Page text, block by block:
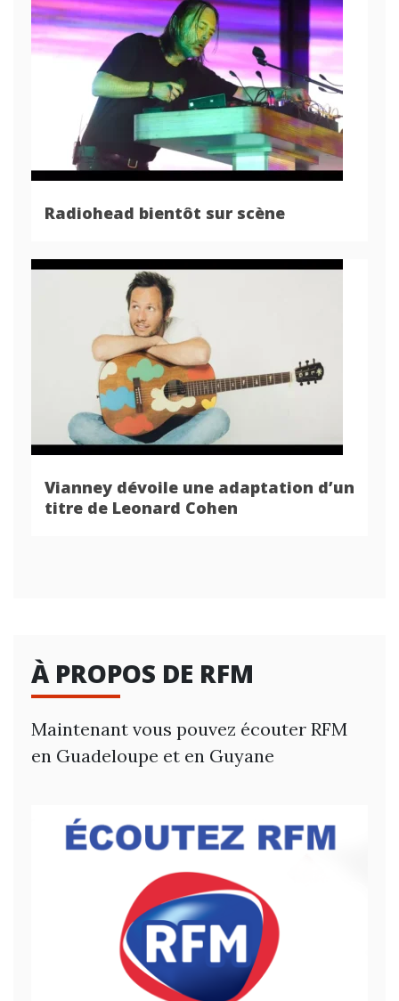
Radiohead bientôt sur scène
Vianney dévoile une adaptation d’un
titre de Leonard Cohen
À PROPOS DE RFM
Maintenant vous pouvez écouter RFM
en Guadeloupe et en Guyane